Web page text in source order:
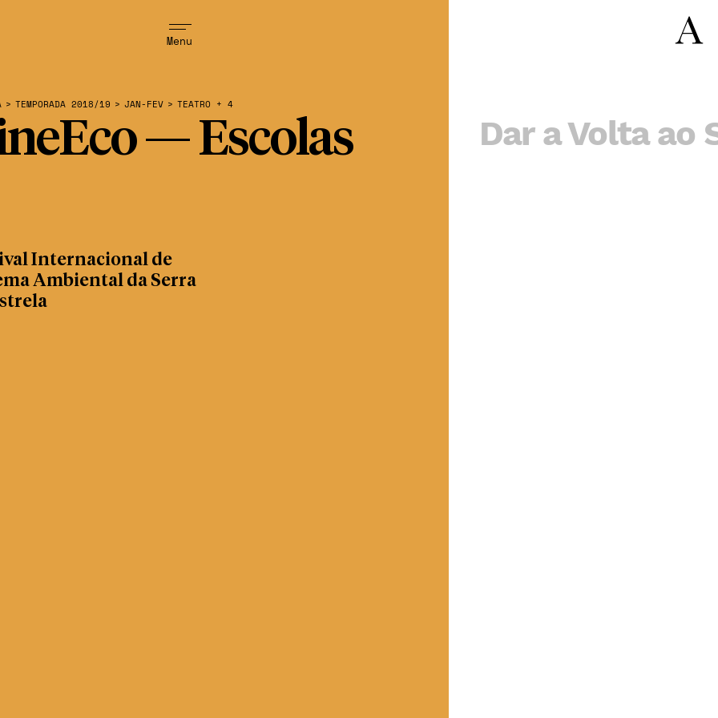
Menu
— Escolas Dar a Volta ao
> TEMPORADA 2018/19 > JAN-FEV > TEATRO + 4
Internacional de
Ambiental da Serra